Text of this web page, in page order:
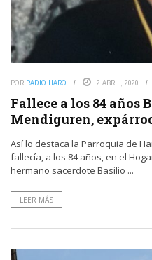
POR RADIO HARO 2 ABRIL, 2020
Fallece a los 84 años
Mendiguren,
Así lo destaca la Parroquia de
fallecía, a los 84 años, en el
hermano sacerdote Basilio ...
LEER MÁS